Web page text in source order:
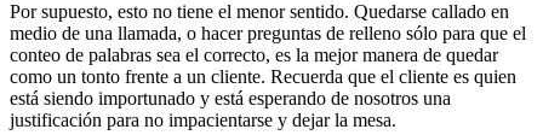
Por supuesto, esto no tiene el menor sentido. Quedarse callado en
medio de una llamada, o hacer preguntas de relleno sólo para que el
conteo de palabras sea el correcto, es la mejor manera de quedar
como un tonto frente a un cliente. Recuerda que el cliente es quien
está siendo importunado y está esperando de nosotros una
justificación para no impacientarse y dejar la mesa.